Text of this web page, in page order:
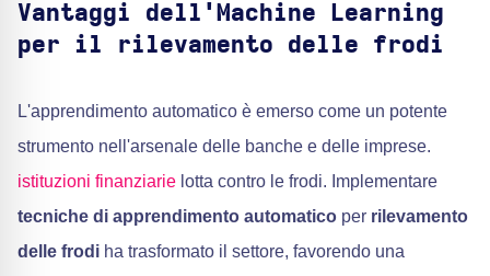
Vantaggi dell'Machine Learning
per il rilevamento delle frodi
L'apprendimento automatico è emerso come un potente
strumento nell'arsenale delle banche e delle imprese.
istituzioni finanziarie lotta contro le frodi. Implementare
tecniche di apprendimento automatico per rilevamento
delle frodi ha trasformato il settore, favorendo una